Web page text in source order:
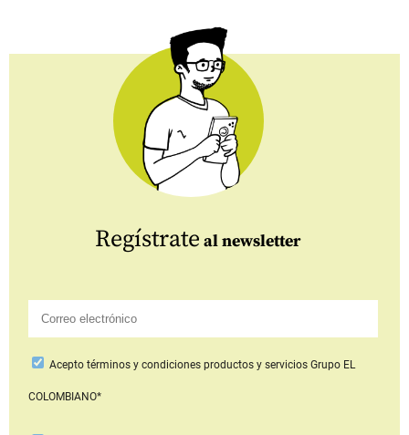
Regístrate al newsletter
Aceptotérminos y condiciones productos y serviciosGrupo EL
COLOMBIANO*